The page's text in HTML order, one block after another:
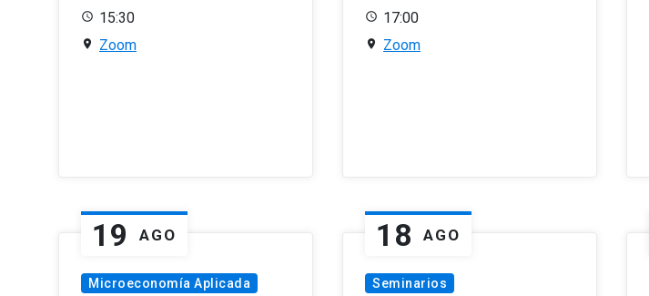
15:30
Zoom
17:00
Zoom
19 AGO
Microeconomía Aplicada
18 AGO
Seminarios